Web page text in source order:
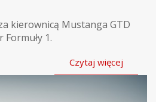
kierownicą Mustanga GTD
Formuły 1.
Czytaj więcej